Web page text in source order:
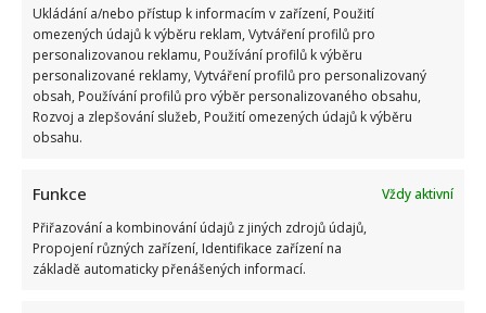
Ukládání a/nebo přístup k informacím v zařízení, Použití
omezených údajů k výběru reklam, Vytváření profilů pro
personalizovanou reklamu, Používání profilů k výběru
personalizované reklamy, Vytváření profilů pro personalizovaný
obsah, Používání profilů pro výběr personalizovaného obsahu,
Rozvoj a zlepšování služeb, Použití omezených údajů k výběru
obsahu.
Funkce
Vždy aktivní
Přiřazování a kombinování údajů z jiných zdrojů údajů,
Propojení různých zařízení, Identifikace zařízení na
základě automaticky přenášených informací.